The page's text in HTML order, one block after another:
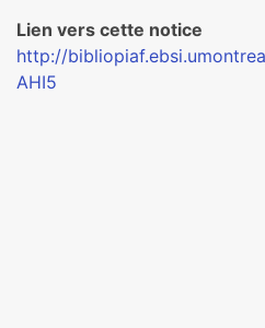
Lien vers cette notice
http://
AHI5